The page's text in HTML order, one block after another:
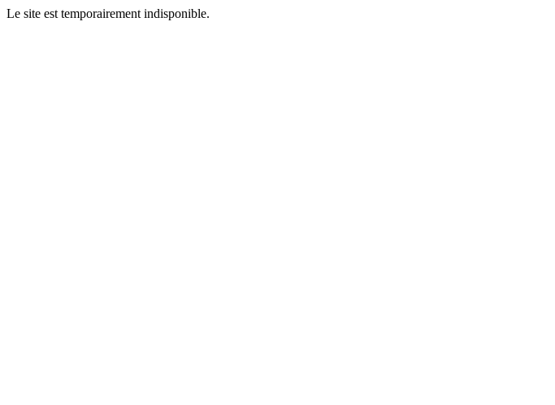
Le site est temporairement indisponible.